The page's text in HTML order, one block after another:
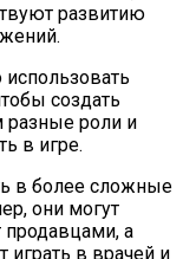
развитию
создать
разные роли и
в игре.
в более сложные
они могут
продавцами, а
играть в врачей и